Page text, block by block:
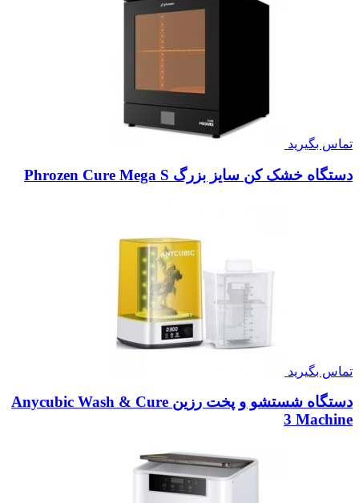
تماس بگیرید
دستگاه خشک کن سایز بزرگ Phrozen Cure Mega S
تماس بگیرید
دستگاه شستشو و پخت رزین Anycubic Wash & Cure
3 Machine